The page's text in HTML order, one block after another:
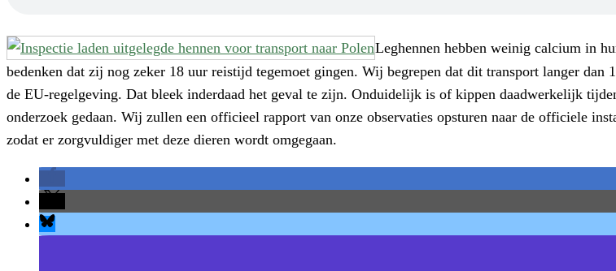
Leghennen hebben weinig calcium in
bedenken dat zij nog zeker 18 uur reistijd tegemoet gingen. Wij begrepen dat dit transport langer
de EU-regelgeving. Dat bleek inderdaad het geval te zijn. Onduidelijk is of kippen daadwerkelijk
onderzoek gedaan. Wij zullen een officieel rapport van onze observaties opsturen naar de officiele
zodat er zorgvuldiger met deze dieren wordt omgegaan.